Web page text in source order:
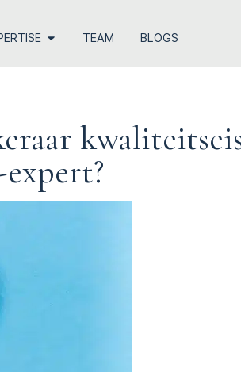
TEAM BLOGS